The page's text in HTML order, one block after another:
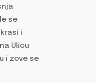
se
i
Ulicu
i zove se